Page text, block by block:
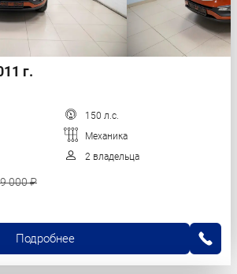
г.
150 л.с.
Механика
2 владельца
000 ₽
Подробнее